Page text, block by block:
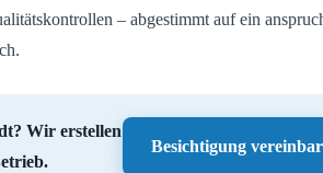
– abgestimmt auf ein
Wir erstellen
Besichtigung